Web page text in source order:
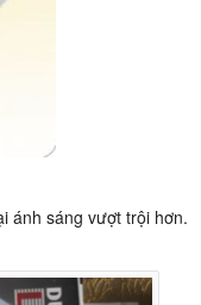
ánh sáng vượt trội hơn.